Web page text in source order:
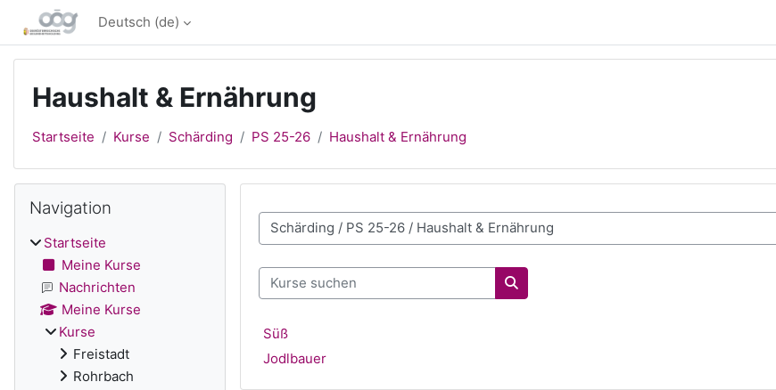
Zum Hauptinhalt
Deutsch ‎(de)‎
Haushalt & Ernährung
Startseite Kurse Schärding PS 25-26 Haushalt & Ernährung
Kursbereiche
Kurse suchen
Kurse suchen
Süß
Jodlbauer
Blöcke
Navigation
Startseite
Meine Kurse
Nachrichten
Meine Kurse
Kurse
Freistadt
Rohrbach